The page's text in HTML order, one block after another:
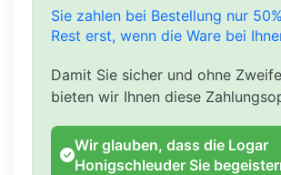
Sie zahlen bei Bestellung nur
Rest erst, wenn die Ware bei
Damit Sie sicher und ohne
bieten wir Ihnen diese
Wir glauben, dass die Logar
Honigschleuder Sie